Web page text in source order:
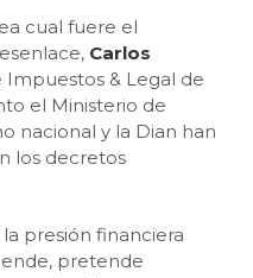
cual fuere el
Carlos
Impuestos & Legal de
el Ministerio de
nacional y la Dian han
los decretos
presión financiera
ende, pretende